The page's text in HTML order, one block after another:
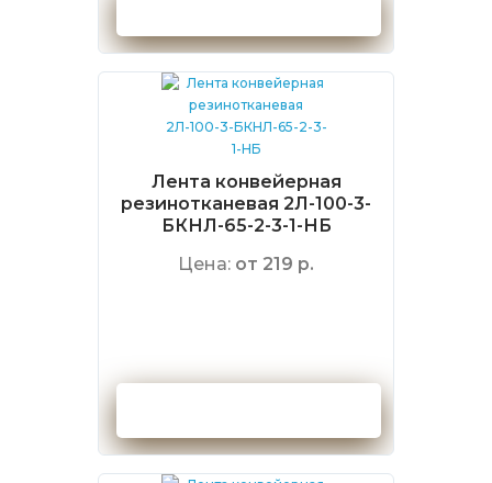
Лента конвейерная
резинотканевая 2Л-100-3-
БКНЛ-65-2-3-1-НБ
Цена: от 219 р.